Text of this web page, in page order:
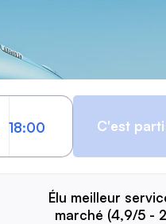
C'est
Élu meilleur
marché (4,9/5 -